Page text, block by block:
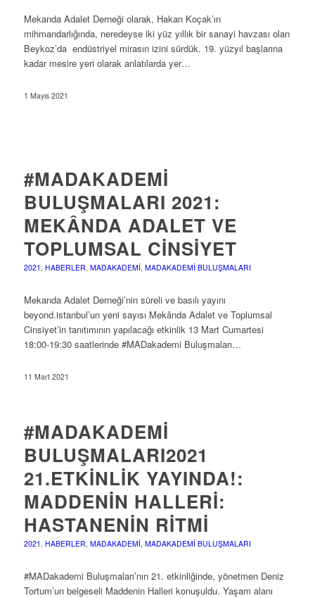
Mekanda Adalet Derneği olarak, Hakan Koçak’ın
mihmandarlığında, neredeyse iki yüz yıllık bir sanayi havzası olan
Beykoz’da endüstriyel mirasın izini sürdük. 19. yüzyıl başlarına
kadar mesire yeri olarak anlatılarda yer…
1 Mayıs 2021
#MADAKADEMI
BULUŞMALARI 2021:
MEKÂNDA ADALET VE
TOPLUMSAL CINSIYET
2021 , HABERLER, MADAKADEMI, MADAKADEMI BULUŞMALARI
Mekanda Adalet Derneği’nin süreli ve basılı yayını
beyond.istanbul’un yeni sayısı Mekânda Adalet ve Toplumsal
Cinsiyet’in tanıtımının yapılacağı etkinlik 13 Mart Cumartesi
18:00-19:30 saatlerinde #MADakademi Buluşmaları…
11 Mart 2021
#MADAKADEMI
BULUŞMALARI2021
21.ETKINLIK YAYINDA!:
MADDENIN HALLERI:
HASTANENIN RITMI
2021 , HABERLER, MADAKADEMI, MADAKADEMI BULUŞMALARI
#MADakademi Buluşmaları’nın 21. etkinliğinde, yönetmen Deniz
Tortum’un belgeseli Maddenin Halleri konuşuldu. Yaşam alanı